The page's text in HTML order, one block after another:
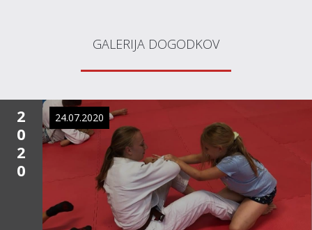
GALERIJA DOGODKOV
2
0
2
0
24.07.2020